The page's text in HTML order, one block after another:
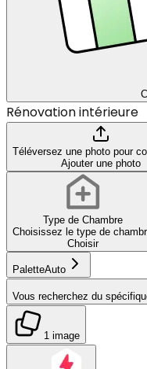
Rénovation intérieure
Téléversez une photo pour
Ajouter une photo
Type de Chambre
Choisissez le type de
Choisir
PaletteAuto
Vous recherchez du
1 image